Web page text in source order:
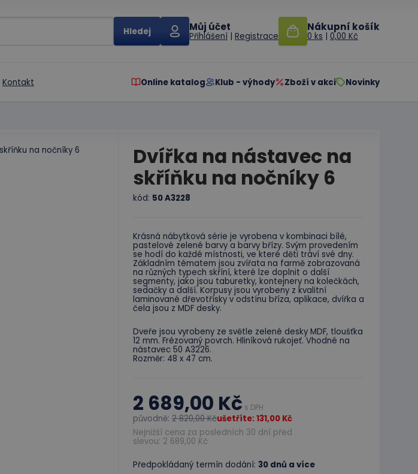
Můj účet
Přihlášení | Registrace
Nákupní košík
0 ks | 0,00 Kč
Kontakt Online katalog Klub - výhody Zboží v akci Novinky
Dvířka na nástavec na
skříňku na nočníky 6
kód: 50 A3228
Krásná nábytková série je vyrobena v kombinaci bílé,
pastelové zelené barvy a barvy břízy. Svým provedením
se hodí do každé místnosti, ve které děti tráví své dny.
Základním tématem jsou zvířata na farmě zobrazovaná
na různých typech skříní, které lze doplnit o další
segmenty, jako jsou taburetky, kontejnery na kolečkách,
sedačky a další. Korpusy jsou vyrobeny z kvalitní
laminované dřevotřísky v odstínu bříza, aplikace, dvířka a
čela jsou z MDF desky.
Dveře jsou vyrobeny ze světle zelené desky MDF, tloušťka
12 mm. Frézovaný povrch. Hliníková rukojeť. Vhodné na
nástavec 50 A3226.
Rozměr: 48 x 47 cm.
2 689,00 Kč s DPH
původně: 2 820,00 Kčušetříte: 131,00 Kč
Nejnižší cena za posledních 30 dní před
slevou: 2 689,00 Kč
Předpokládaný termín dodání: 30 dnů a více